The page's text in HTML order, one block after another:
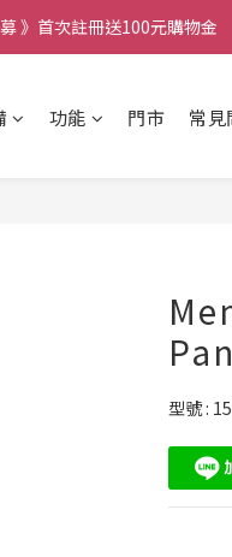
募 》首次註冊送100元購物金
功能 門市 常見
型號 :